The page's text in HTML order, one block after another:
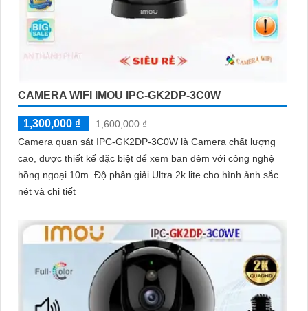
CAMERA WIFI IMOU IPC-GK2DP-3C0W
1,300,000 ₫
1,600,000 ₫
Camera quan sát IPC-GK2DP-3C0W là Camera chất lượng
cao, được thiết kế đặc biệt để xem ban đêm với công nghệ
hồng ngoại 10m. Độ phân giải Ultra 2k lite cho hình ảnh sắc
nét và chi tiết